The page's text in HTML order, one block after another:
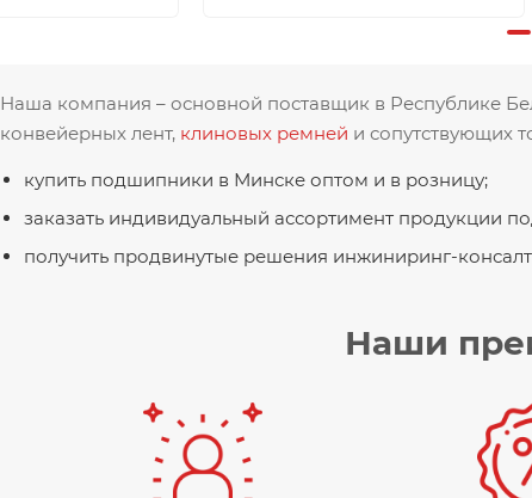
Наша компания – основной поставщик в Республике
конвейерных лент, клиновых ремней и сопутствующих
купить подшипники в Минске оптом и в розницу;
заказать индивидуальный ассортимент продукции
получить продвинутые решения инжиниринг-
Наши